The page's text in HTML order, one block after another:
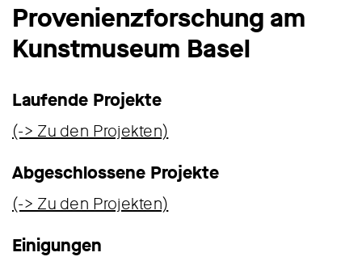
Provenienzforschung am
Kunstmuseum Basel
Laufende Projekte
(-> Zu den Projekten)
Abgeschlossene Projekte
(-> Zu den Projekten)
Einigungen